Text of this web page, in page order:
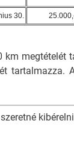
30.
km megtételét
tartalmazza.